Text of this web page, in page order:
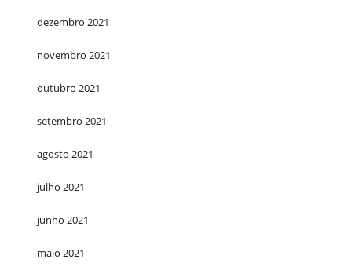
dezembro 2021
novembro 2021
outubro 2021
setembro 2021
agosto 2021
julho 2021
junho 2021
maio 2021